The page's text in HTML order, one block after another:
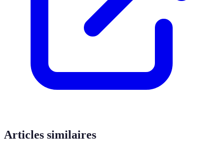
Articles similaires